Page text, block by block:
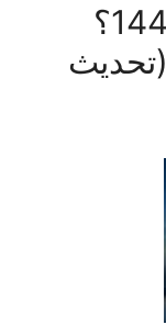
كم باقي على محرم 1448؟
(تحديث